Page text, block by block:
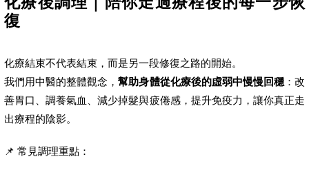
復
化療結束不代表結束，而是另一段修復之路的開始。
我們用中醫的整體觀念，幫助身體從化療後的虛弱中慢慢回穩：改
善胃口、調養氣血、減少掉髮與疲倦感，提升免疫力，讓你真正走
出療程的陰影。
📌 常見調理重點：